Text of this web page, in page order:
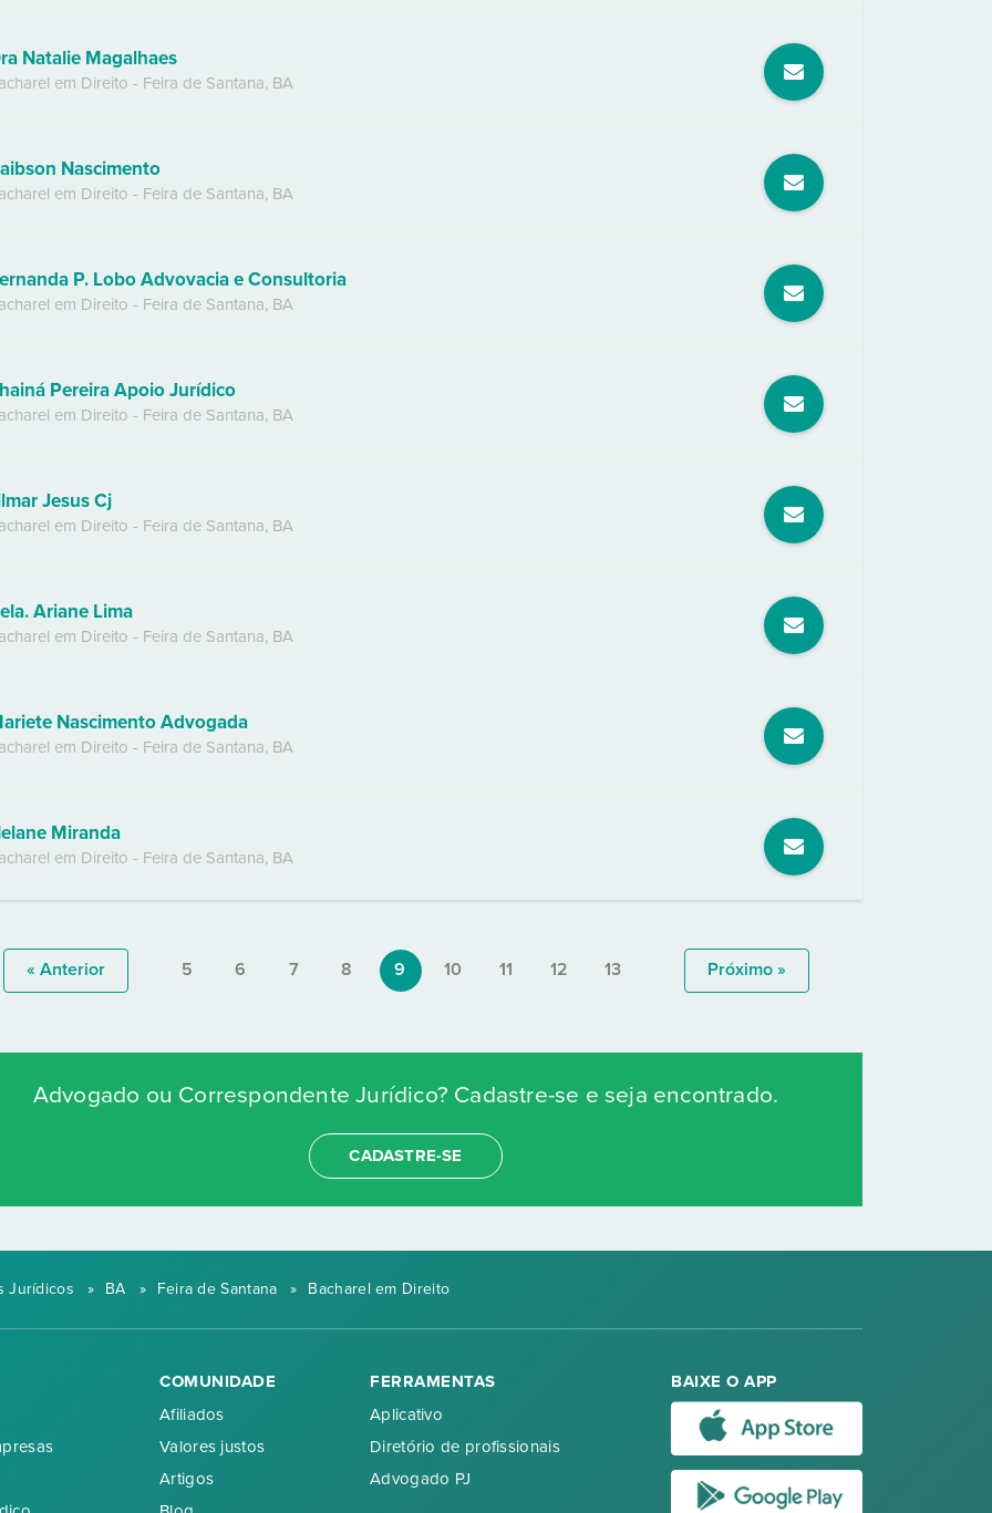
Natalie Magalhaes
em Direito - Feira de Santana, BA
Nascimento
em Direito - Feira de Santana, BA
P. Lobo Advovacia e Consultoria
em Direito - Feira de Santana, BA
Pereira Apoio Jurídico
em Direito - Feira de Santana, BA
Jesus Cj
em Direito - Feira de Santana, BA
Ariane Lima
em Direito - Feira de Santana, BA
Nascimento Advogada
em Direito - Feira de Santana, BA
Miranda
em Direito - Feira de Santana, BA
« Anterior 5 6 7 8 9 10 11 12 13 Próximo »
Advogado ou Correspondente Jurídico? Cadastre-se e seja encontrado.
CADASTRE-SE
Jurídicos » BA » Feira de Santana » Bacharel em Direito
COMUNIDADE
Afiliados
Valores justos
Artigos
FERRAMENTAS
Aplicativo
Diretório de profissionais
Advogado PJ
BAIXE O APP